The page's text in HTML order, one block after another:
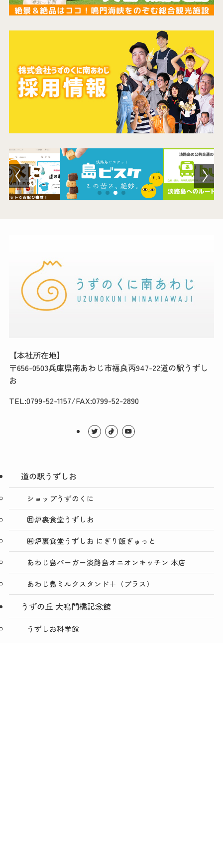
【本社所在地】
〒656-0503兵庫県南あわじ市福良丙947-22道の駅うずし
お
TEL:0799-52-1157/FAX:0799-52-2890
道の駅うずしお
ショップうずのくに
囲炉裏食堂うずしお
囲炉裏食堂うずしお にぎり飯ぎゅっと
あわじ島バーガー淡路島オニオンキッチン 本店
あわじ島ミルクスタンド＋（プラス）
うずの丘 大鳴門橋記念館
うずしお科学館